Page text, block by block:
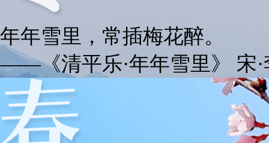
年年雪里，常插梅花醉。
——《清平乐·年年雪里》 宋·